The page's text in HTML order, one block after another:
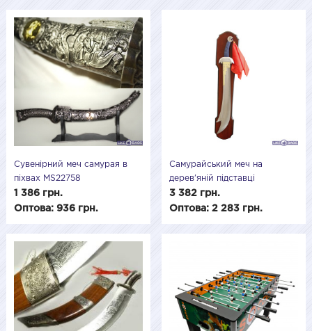
Сувенірний меч самурая в
піхвах MS22758
1 386 грн.
Оптова: 936 грн.
Самурайський меч на
дерев'яній підставці
MS224047
3 382 грн.
Оптова: 2 283 грн.